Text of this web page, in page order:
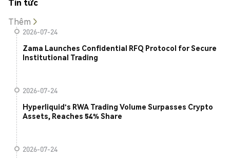
Tin tức
Thêm
2026-07-24
Zama Launches Confidential RFQ Protocol for Secure
Institutional Trading
2026-07-24
Hyperliquid's RWA Trading Volume Surpasses Crypto
Assets, Reaches 54% Share
2026-07-24